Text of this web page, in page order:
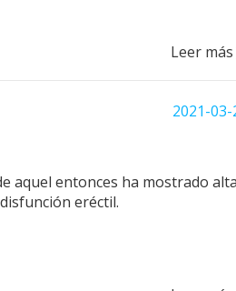
Leer más
2021-03-
aquel entonces ha mostrado alta
eréctil.